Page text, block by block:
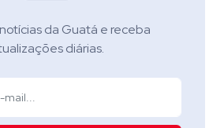
da Guatá e receba
diárias.